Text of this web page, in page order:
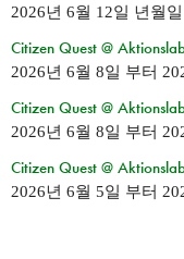
2026년 6월 12일 년월일
Citizen Quest @
2026년 6월 8일 부터
Citizen Quest @
2026년 6월 8일 부터
Citizen Quest @
2026년 6월 5일 부터